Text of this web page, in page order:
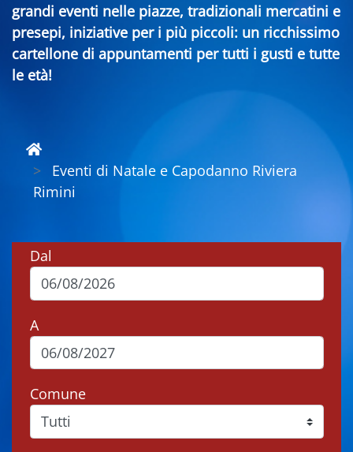
grandi eventi nelle piazze, tradizionali mercatini e
presepi, iniziative per i più piccoli: un ricchissimo
cartellone di appuntamenti per tutti i gusti e tutte
le età!
Eventi di Natale e Capodanno Riviera
Rimini
Dal
A
Comune